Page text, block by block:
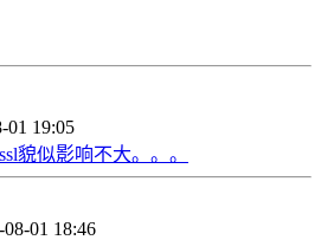
01 19:05
貌似影响不大。。。
08-01 18:46